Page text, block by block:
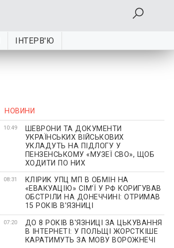
ІНТЕРВ'Ю
НОВИНИ
10:49
ШЕВРОНИ ТА ДОКУМЕНТИ
УКРАЇНСЬКИХ ВІЙСЬКОВИХ
УКЛАДУТЬ НА ПІДЛОГУ У
ПЕНЗЕНСЬКОМУ «МУЗЕЇ СВО», ЩОБ
ХОДИТИ ПО НИХ
08:31
КЛІРИК УПЦ МП В ОБМІН НА
«ЕВАКУАЦІЮ» СІМʼЇ У РФ КОРИГУВАВ
ОБСТРІЛИ НА ДОНЕЧЧИНІ: ОТРИМАВ
15 РОКІВ ВʼЯЗНИЦІ
07:20
ДО 8 РОКІВ В'ЯЗНИЦІ ЗА ЦЬКУВАННЯ
В ІНТЕРНЕТІ: У ПОЛЬЩІ ЖОРСТКІШЕ
КАРАТИМУТЬ ЗА МОВУ ВОРОЖНЕЧІ